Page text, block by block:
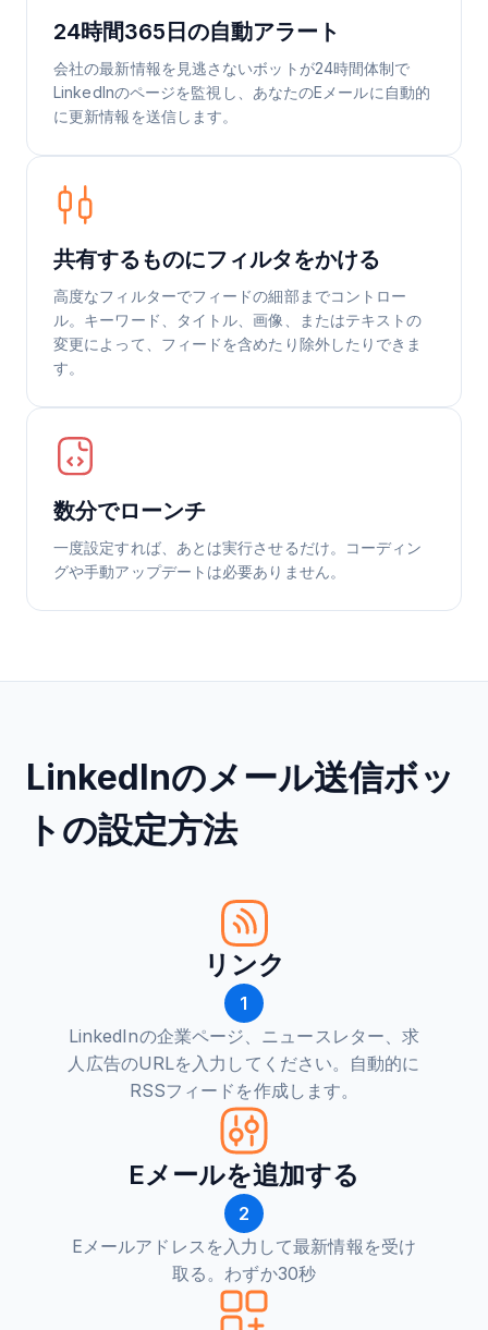
24時間365日の自動アラート
会社の最新情報を見逃さないボットが24時間体制で
LinkedInのページを監視し、あなたのEメールに自動的
に更新情報を送信します。
共有するものにフィルタをかける
高度なフィルターでフィードの細部までコントロー
ル。キーワード、タイトル、画像、またはテキストの
変更によって、フィードを含めたり除外したりできま
す。
数分でローンチ
一度設定すれば、あとは実行させるだけ。コーディン
グや手動アップデートは必要ありません。
LinkedInのメール送信ボッ
トの設定方法
リンク
1
LinkedInの企業ページ、ニュースレター、求
人広告のURLを入力してください。自動的に
RSSフィードを作成します。
Eメールを追加する
2
Eメールアドレスを入力して最新情報を受け
取る。わずか30秒